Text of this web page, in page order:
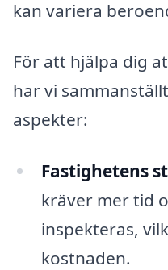
kan variera
För att hjälpa dig
har vi
aspekter:
Fastighetens
kräver mer tid
inspekteras,
kostnaden.